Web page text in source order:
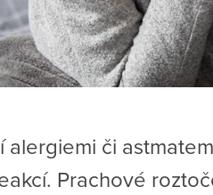
alergiemi či
Prachové